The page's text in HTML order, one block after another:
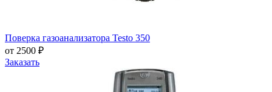
Поверка газоанализатора Testo 350
от 2500 ₽
Заказать